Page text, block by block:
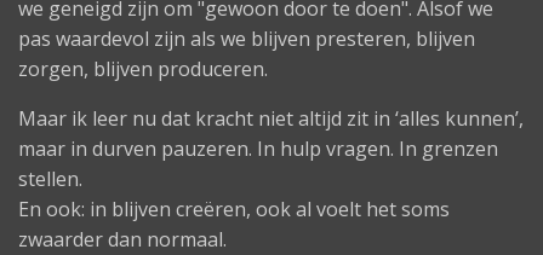
we geneigd zijn om "gewoon door te doen". Alsof we
pas waardevol zijn als we blijven presteren, blijven
zorgen, blijven produceren.
Maar ik leer nu dat kracht niet altijd zit in ‘alles kunnen’,
maar in durven pauzeren. In hulp vragen. In grenzen
stellen.
En ook: in blijven creëren, ook al voelt het soms
zwaarder dan normaal.